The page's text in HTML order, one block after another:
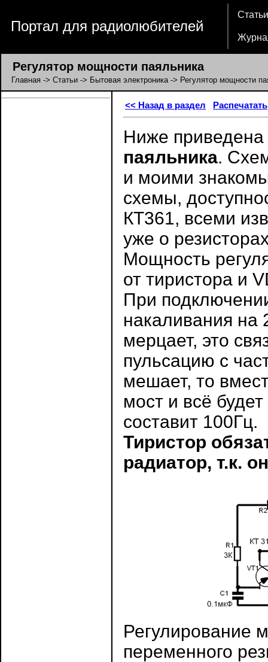
Портал для радиолюбителей
Статьи
Регулятор мощности паяльника
Главная -> Статьи -> Бытовая электроника-> Регулятор мощности
<< Назад в раздел Распечатать
Ниже приведена
паяльника.
и моими
схемы,
КТ361, всеми
уже о
Мощность
от тиристора и
При
накаливания на
мерцает, это
пульсацию с
мешает, то
мост и всё
составит 100Гц.
Тиристор
радиатор, т.к.
Регулирование
переменного